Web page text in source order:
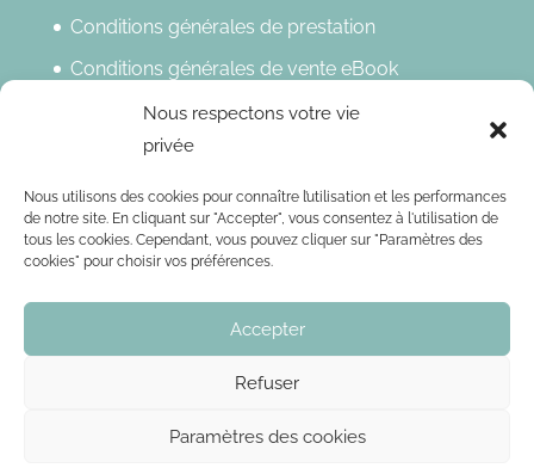
Nous respectons votre vie
privée
Nous utilisons des cookies pour connaître l’utilisation et les performances
de notre site. En cliquant sur "Accepter", vous consentez à l'utilisation de
tous les cookies. Cependant, vous pouvez cliquer sur "Paramètres des
cookies" pour choisir vos préférences.
Accepter
Refuser
Paramètres des cookies
Conditions générales de prestation
Conditions générales de vente eBook
Politique de confidentialité
Mentions légales
Newsletter
Restez, Inspirez !